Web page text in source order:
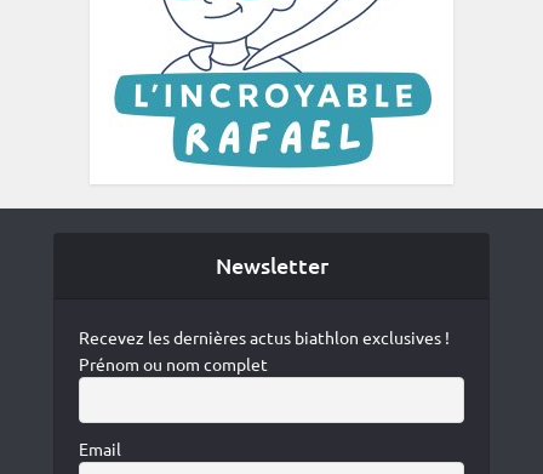
Newsletter
Recevez les dernières actus biathlon exclusives !
Prénom ou nom complet
Email